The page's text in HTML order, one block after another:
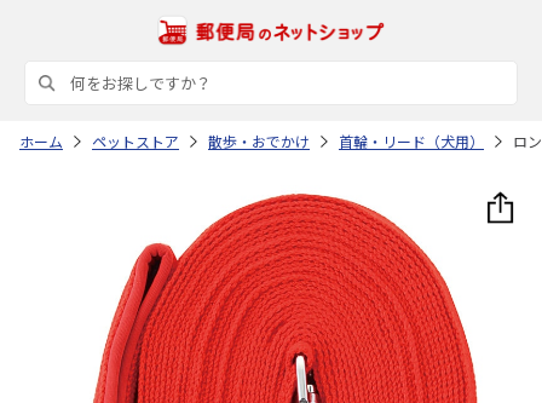
ホーム ペットストア 散歩・おでかけ 首輪・リード（犬用） ロ